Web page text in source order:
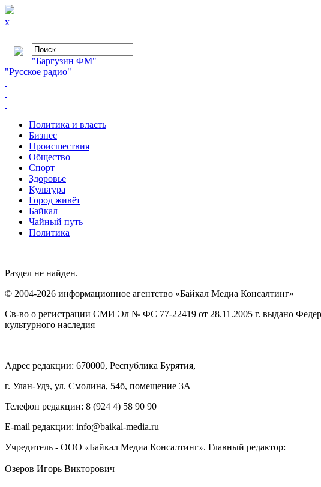
x
"Баргузин ФМ"
"Русское радио"
Политика и власть
Бизнес
Происшествия
Общество
Cпорт
Здоровье
Культура
Город живёт
Байкал
Чайный путь
Политика
Раздел не найден.
© 2004-2026 информационное агентство «Байкал Медиа Консалтинг»
Св-во о регистрации СМИ Эл № ФС 77-22419 от 28.11.2005 г. выдано
культурного наследия
Адрес редакции: 670000, Республика Бурятия,
г. Улан-Удэ, ул. Смолина, 54б, помещение 3А
Телефон редакции: ‎‎8 (924 4) 58 90 90
E-mail редакции: info@baikal-media.ru
Учредитель - ООО «Байкал Медиа Консалтинг». Главный редактор:
Озеров Игорь Викторович